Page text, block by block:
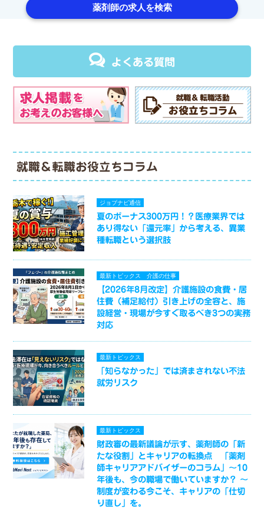
薬剤師の求人を検索
よくある質問
就職＆転職お役立ちコラム
ジョブナビ通信
夏のボーナス300万円！？医療業界では
あり得ない「還元率」から考える、異業
種転職という選択肢
最新トピックス 介護の仕事
【2026年8月改定】介護施設の食費・居
住費（補足給付）引き上げの全容と、施
設経営・現場が今すぐ取るべき3つの実務
対応
最新トピックス
「知らなかった」では済まされない不法
就労リスク
最新トピックス
財政審の最新議論が示す、薬剤師の「新
たな役割」とキャリアの転換点 「薬剤
師キャリアアドバイザーのコラム」～10
年後も、今の職場で働いていますか？ ～
制度が変わる今こそ、キャリアの「仕切
り直し」を。